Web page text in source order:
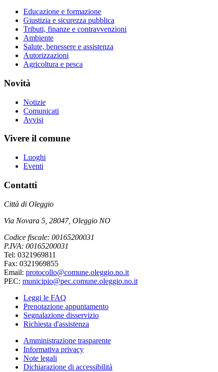
Educazione e formazione
Giustizia e sicurezza pubblica
Tributi, finanze e contravvenzioni
Ambiente
Salute, benessere e assistenza
Autorizzazioni
Agricoltura e pesca
Novità
Notizie
Comunicati
Avvisi
Vivere il comune
Luoghi
Eventi
Contatti
Città di Oleggio
Via Novara 5, 28047, Oleggio NO
Codice fiscale: 00165200031
P.IVA: 00165200031
Tel: 0321969811
Fax: 0321969855
Email: protocollo@comune.oleggio.no.it
PEC: municipio@pec.comune.oleggio.no.it
Leggi le FAQ
Prenotazione appuntamento
Segnalazione disservizio
Richiesta d'assistenza
Amministrazione trasparente
Informativa privacy
Note legali
Dichiarazione di accessibilità